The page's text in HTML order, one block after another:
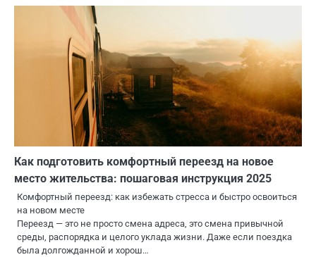
Как подготовить комфортный переезд на новое
место жительства: пошаговая инструкция 2025
Комфортный переезд: как избежать стресса и быстро освоиться
на новом месте
Переезд — это не просто смена адреса, это смена привычной
среды, распорядка и целого уклада жизни. Даже если поездка
была долгожданной и хорош…